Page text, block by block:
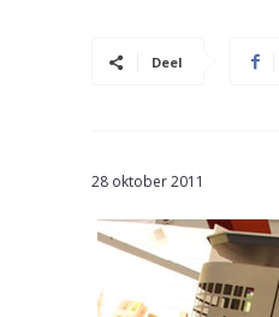
Deel
28 oktober 2011